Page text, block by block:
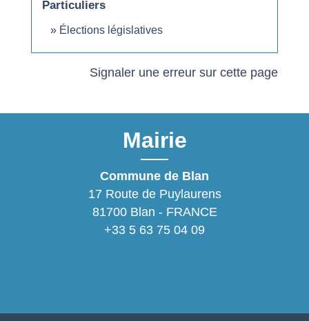
Particuliers
Élections législatives
Signaler une erreur sur cette page
Mairie
Commune de Blan
17 Route de Puylaurens
81700 Blan - FRANCE
+33 5 63 75 04 09